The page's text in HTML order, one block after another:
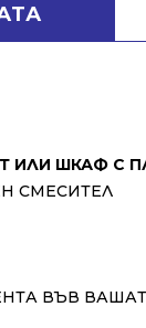
ИЛИ ШКАФ С
СМЕСИТЕЛ
ВЪВ